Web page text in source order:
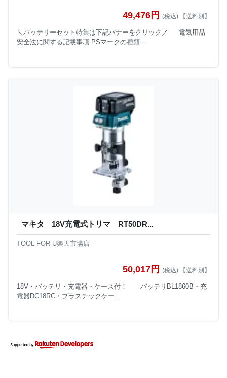
49,476円 (税込) 【送料別】
＼バッテリーセット特集は下記バナーをクリック／ 電気用品
安全法に関する記載事項 PSマークの種類...
マキタ 18V充電式トリマ RT50DR...
TOOL FOR U楽天市場店
50,017円 (税込) 【送料別】
18V・バッテリ・充電器・ケース付！ バッテリBL1860B・充
電器DC18RC・プラスチックケー...